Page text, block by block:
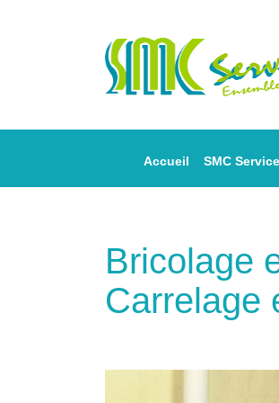
Accueil SMC
Bricolage
Carrelage